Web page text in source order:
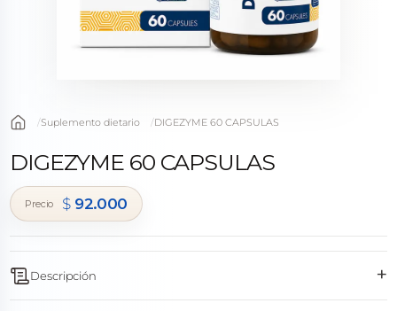
Suplemento dietario DIGEZYME 60 CAPSULAS
DIGEZYME 60 CAPSULAS
$92.000
Descripción +